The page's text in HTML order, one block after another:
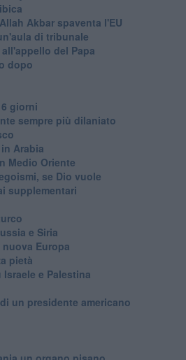
Akbar spaventa l'EU
di tribunale
del Papa
dopo
giorni
sempre più dilaniato
Arabia
Medio Oriente
se Dio vuole
supplementari
e Siria
nuova Europa
pietà
e Palestina
un presidente americano